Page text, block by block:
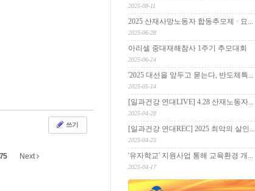
쓰기
75 Next
2025-08-11
2025 산재사망노동자 합동추모제 · 묘...
2025-06-28
아리셀 중대재해참사 1주기 추모대회
2025-06-24
'2025 대선을 앞두고 묻는다, 반도체특...
2025-05-14
[일과건강 연대LIVE] 4.28 산재노동자...
2025-04-28
[일과건강 연대REC] 2025 최악의 살인...
2025-04-23
'유자학교' 지원사업 통해 교육환경 개...
2025-04-17